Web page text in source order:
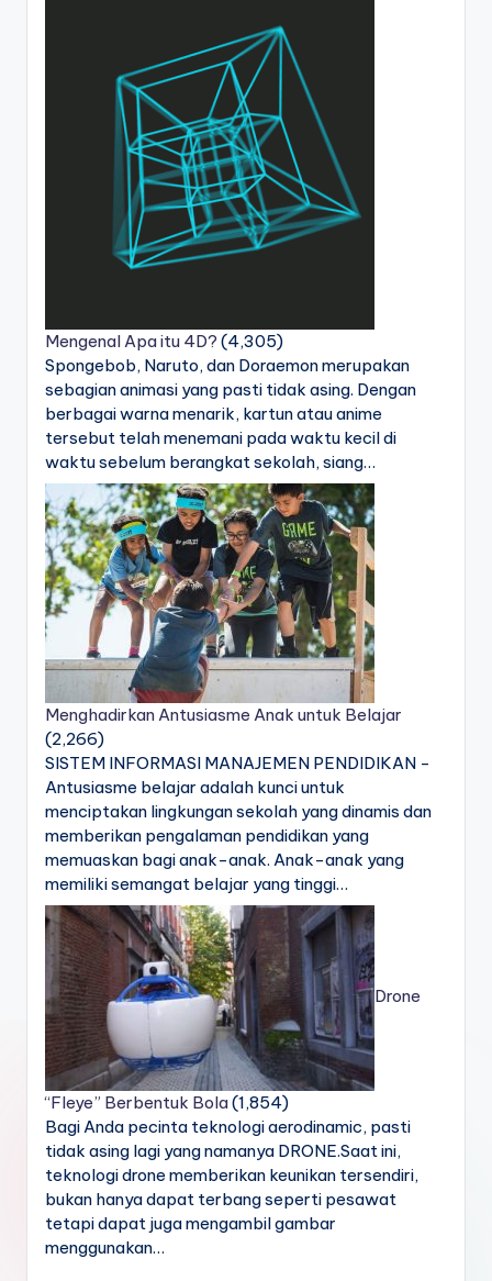
Mengenal Apa itu 4D? (4,305)
Spongebob, Naruto, dan Doraemon merupakan
sebagian animasi yang pasti tidak asing. Dengan
berbagai warna menarik, kartun atau anime
tersebut telah menemani pada waktu kecil di
waktu sebelum berangkat sekolah, siang…
Menghadirkan Antusiasme Anak untuk Belajar
(2,266)
SISTEM INFORMASI MANAJEMEN PENDIDIKAN -
Antusiasme belajar adalah kunci untuk
menciptakan lingkungan sekolah yang dinamis dan
memberikan pengalaman pendidikan yang
memuaskan bagi anak-anak. Anak-anak yang
memiliki semangat belajar yang tinggi…
Drone
“Fleye” Berbentuk Bola(1,854)
Bagi Anda pecinta teknologi aerodinamic, pasti
tidak asing lagi yang namanya DRONE.Saat ini,
teknologi drone memberikan keunikan tersendiri,
bukan hanya dapat terbang seperti pesawat
tetapi dapat juga mengambil gambar
menggunakan…